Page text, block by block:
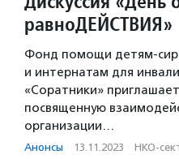
равноДЕЙСТВИЯ»
Фонд помощи детям-
и интернатам для
«Соратники»
посвященную
организации…
Анонсы · 13.11.2023 · НКО-